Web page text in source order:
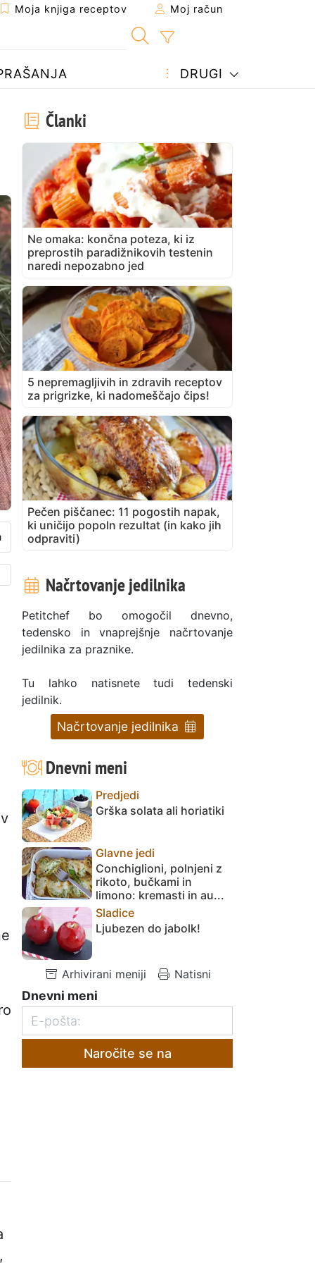
Moja knjiga receptov Moj račun
DRUGI
Članki
Ne omaka: končna poteza, ki iz
preprostih paradižnikovih testenin
naredi nepozabno jed
5 nepremagljivih in zdravih receptov
za prigrizke, ki nadomeščajo čips!
Pečen piščanec: 11 pogostih napak,
ki uničijo popoln rezultat (in kako jih
odpraviti)
Načrtovanje jedilnika
Petitchef bo omogočil dnevno,
tedensko in vnaprejšnje načrtovanje
jedilnika za praznike.
Tu lahko natisnete tudi tedenski
jedilnik.
Načrtovanje jedilnika
Dnevni meni
Predjedi
Grška solata ali horiatiki
Glavne jedi
Conchiglioni, polnjeni z
rikoto, bučkami in
limono: kremasti in au...
Sladice
Ljubezen do jabolk!
Arhivirani meniji Natisni
Dnevni meni
Naročite se na